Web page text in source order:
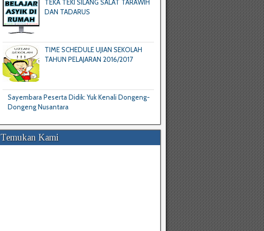
TEKA TEKI SILANG SALAT TARAWIH
DAN TADARUS
TIME SCHEDULE UJIAN SEKOLAH
TAHUN PELAJARAN 2016/2017
Sayembara Peserta Didik: Yuk Kenali Dongeng-
Dongeng Nusantara
Temukan Kami